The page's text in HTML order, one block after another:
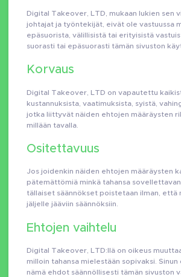
Digital Takeover, LTD, mukaan lukien sen
johtajat ja työntekijät, eivät ole vastuussa
epäsuorista, välillisistä tai erityisistä
suorasti tai epäsuorasti tämän sivuston
Korvaus
Digital Takeover, LTD on vapautettu
kustannuksista, vaatimuksista, syistä,
jotka liittyvät näiden ehtojen määräysten
millään tavalla.
Ositettavuus
Jos joidenkin näiden ehtojen määräysten
pätemättömiä minkä tahansa sovellettavan
tällaiset säännökset poistetaan ilman, että
jäljelle jääviin säännöksiin.
Ehtojen vaihtelu
Digital Takeover, LTD:llä on oikeus
milloin tahansa mielestään sopivaksi.
nämä ehdot säännöllisesti tämän sivuston